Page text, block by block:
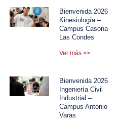
Bienvenida 2026
Kinesiología –
Campus Casona
Las Condes
Ver más >>
Bienvenida 2026
Ingeniería Civil
Industrial –
Campus Antonio
Varas